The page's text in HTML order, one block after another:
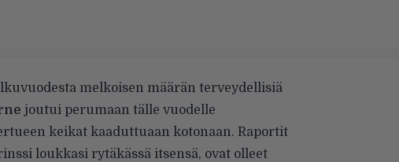
melkoisen määrän terveydellisiä
joutui perumaan tälle vuodelle
keikat kaaduttuaan kotonaan. Raportit
loukkasi rytäkässä itsensä, ovat olleet